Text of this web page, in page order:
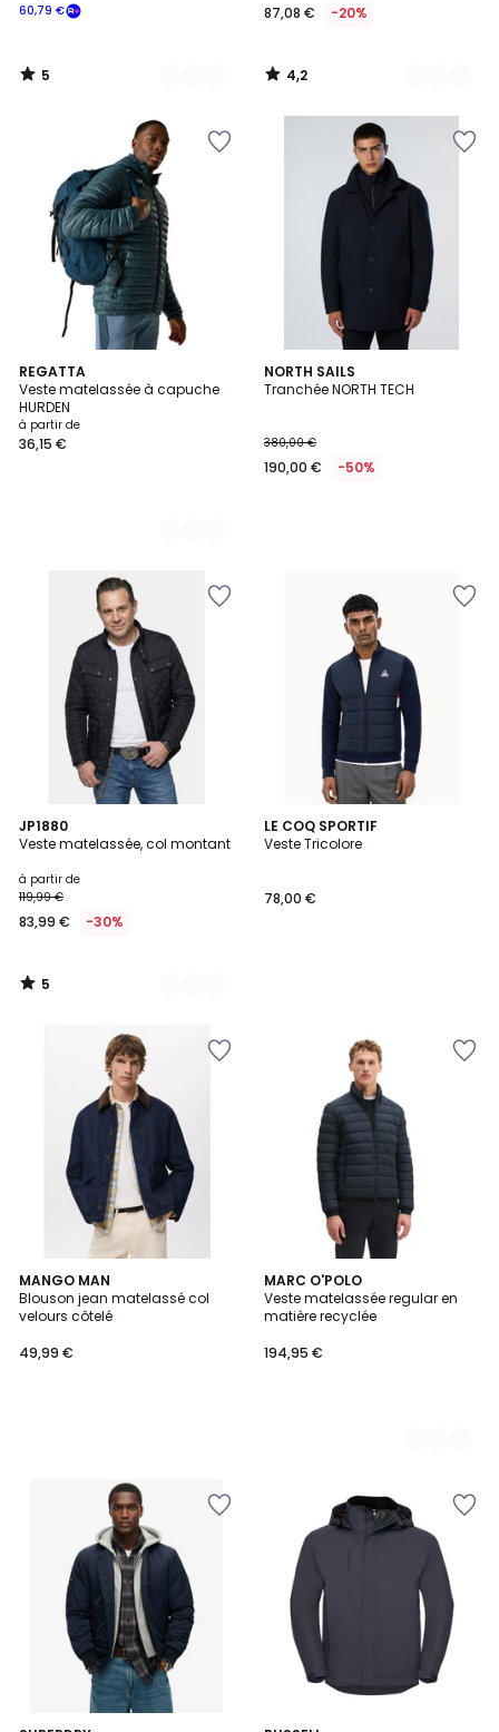
60,79 €
5
/
87,08 € -20%
4,2
/
REGATTA
Veste matelassée à capuche
HURDEN
à partir de
36,15 €
4
Couleurs
NORTH SAILS
Tranchée NORTH TECH
380,00 €
190,00 € -50%
JP1880
Veste matelassée, col montant
à partir de
119,99 €
83,99 € -30%
5
/
3
Couleurs
5
/
LE COQ SPORTIF
Veste Tricolore
78,00 €
MANGO MAN
Blouson jean matelassé col
velours côtelé
49,99 €
MARC O'POLO
Veste matelassée regular en
matière recyclée
194,95 €
2
Couleurs